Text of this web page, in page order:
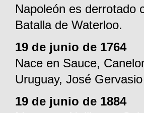
Napoleón es derrotado
Batalla de Waterloo.
19 de junio de 1764
Nace en Sauce,
Uruguay, José
19 de junio de 1884